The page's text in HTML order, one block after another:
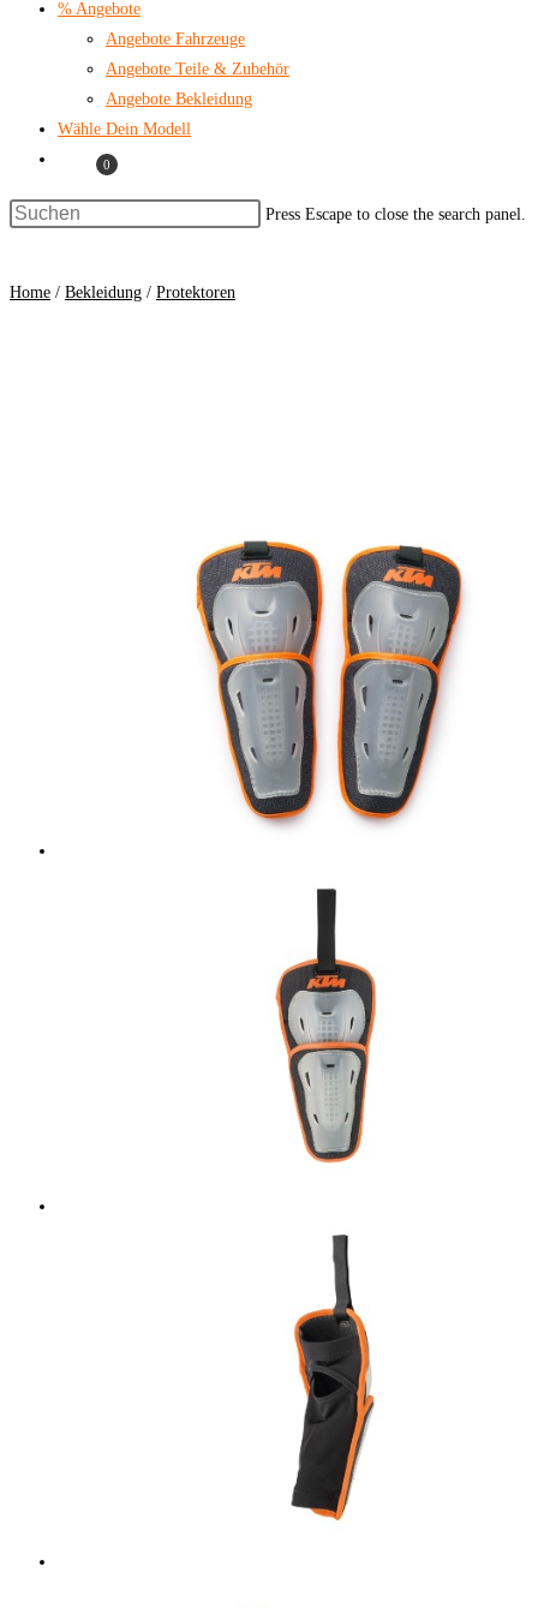
% Angebote
Angebote Fahrzeuge
Angebote Teile & Zubehör
Angebote Bekleidung
Wähle Dein Modell
0
Press Escape to close the search panel.
Home / Bekleidung / Protektoren